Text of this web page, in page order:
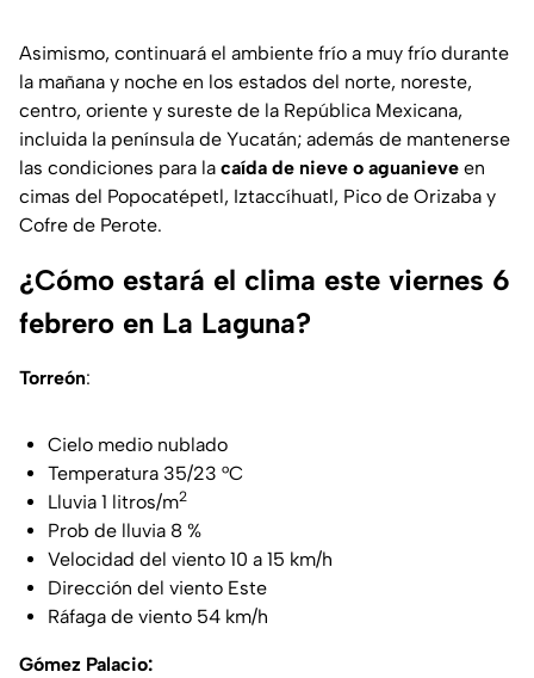
Asimismo, continuará el ambiente frío a muy frío durante
la mañana y noche en los estados del norte, noreste,
centro, oriente y sureste de la República Mexicana,
incluida la península de Yucatán; además de mantenerse
las condiciones para la caída de nieve o aguanieve en
cimas del Popocatépetl, Iztaccíhuatl, Pico de Orizaba y
Cofre de Perote.
¿Cómo estará el clima este viernes 6
febrero en La Laguna?
Torreón:
Cielo medio nublado
Temperatura 35/23 °C
Lluvia 1 litros/m2
Prob de lluvia 8 %
Velocidad del viento 10 a 15 km/h
Dirección del viento Este
Ráfaga de viento 54 km/h
Gómez Palacio: